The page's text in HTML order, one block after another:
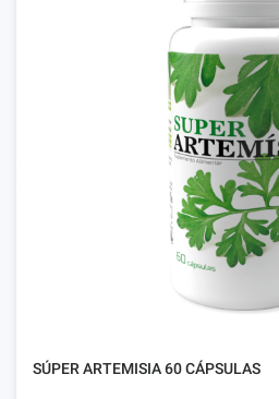
SÚPER ARTEMISIA 60 CÁPSULAS